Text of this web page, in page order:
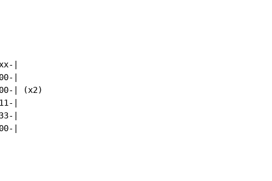
|
|
| (x2)
|
|
|